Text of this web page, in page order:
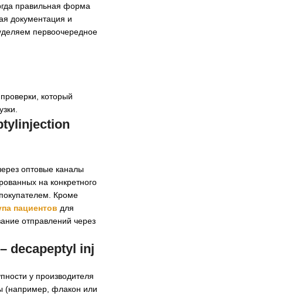
правильная форма
документация и
первоочередное
который
оптовые каналы
на конкретного
Кроме
пациентов для
отправлений через
decapeptyl inj
у производителя
(например, флакон или